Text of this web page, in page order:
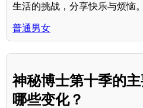
生活的挑战，分享快乐与烦恼
普通男女
神秘博士第十季的
哪些变化？